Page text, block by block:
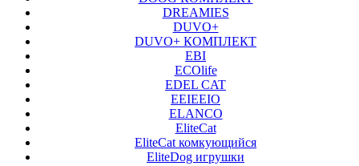
DREAMIES
DUVO+
DUVO+ КОМПЛЕКТ
EBI
ECOlife
EDEL CAT
EEIEEIO
ELANCO
EliteCat
EliteCat комкующийся
EliteDog игрушки